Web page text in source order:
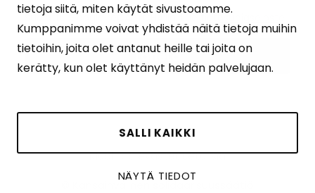
tietoja siitä, miten käytät sivustoamme.
Kumppanimme voivat yhdistää näitä tietoja muihin
tietoihin, joita olet antanut heille tai joita on
kerätty, kun olet käyttänyt heidän palvelujaan.
SALLI KAIKKI
NÄYTÄ TIEDOT
Suojattu Google reCAPTCHA:lla. Lue
jakäyttöehdot.
Muokkaa evästeasetuksia